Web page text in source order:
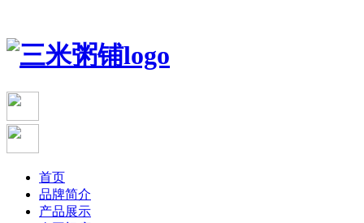
首页
品牌简介
产品展示